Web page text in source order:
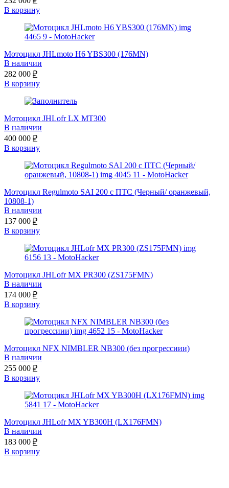
В корзину
Мотоцикл JHLmoto H6 YBS300 (176MN)
В наличии
282 000 ₽
В корзину
Мотоцикл JHLofr LX MT300
В наличии
400 000 ₽
В корзину
Мотоцикл Regulmoto SAI 200 с ПТС (Черный/ оранжевый,
10808-1)
В наличии
137 000 ₽
В корзину
Мотоцикл JHLofr MX PR300 (ZS175FMN)
В наличии
174 000 ₽
В корзину
Мотоцикл NFX NIMBLER NB300 (без прогрессиии)
В наличии
255 000 ₽
В корзину
Мотоцикл JHLofr MX YB300H (LX176FMN)
В наличии
183 000 ₽
В корзину